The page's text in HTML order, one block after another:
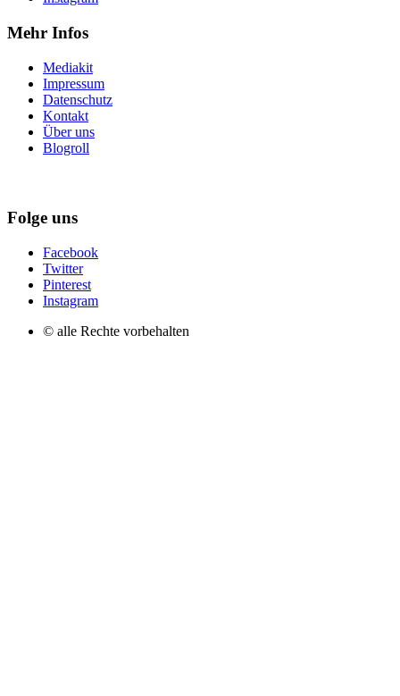
Mehr Infos
Mediakit
Impressum
Datenschutz
Kontakt
Über uns
Blogroll
Folge uns
Facebook
Twitter
Pinterest
Instagram
© alle Rechte vorbehalten